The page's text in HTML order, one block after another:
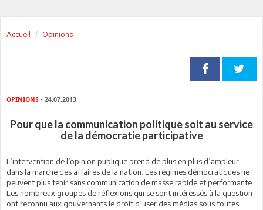
Accueil Opinions
OPINIONS - 24.07.2013
Pour que la communication politique soit au service
de la démocratie participative
L’intervention de l’opinion publique prend de plus en plus d’ampleur
dans la marche des affaires de la nation. Les régimes démocratiques ne
peuvent plus tenir sans communication de masse rapide et performante.
Les nombreux groupes de réflexions qui se sont intéressés à la question
ont reconnu aux gouvernants le droit d’user des médias sous toutes